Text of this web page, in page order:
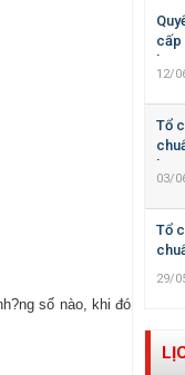
số nào, khi đó
cấp
học
12/
Tổ
học
03/
Tổ
29/